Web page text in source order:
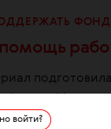
войти?
ФОНД
фонда. Мы
вашей помощи.